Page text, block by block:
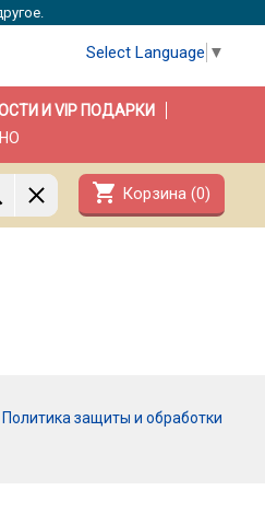
Select Language ▼
И VIP ПОДАРКИ
shopping_cart Корзина (0)
Политика защиты и обработки